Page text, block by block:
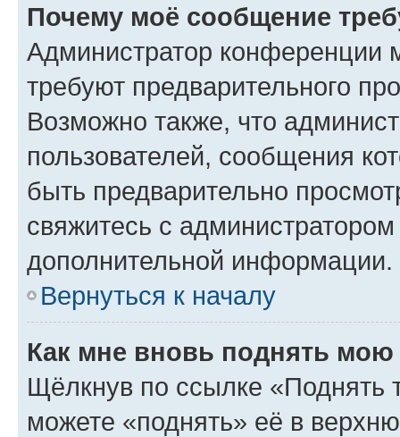
Почему моё сообщение
Администратор конференции
требуют предварительного
Возможно также, что
пользователей, сообщения
быть предварительно
свяжитесь с
дополнительной информации.
Вернуться к началу
Как мне вновь поднять мою
Щёлкнув по ссылке «Поднять
можете «поднять» её в